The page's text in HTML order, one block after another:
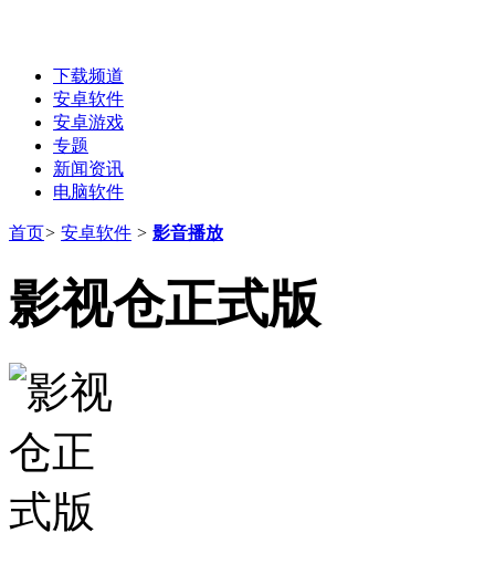
下载频道
安卓软件
安卓游戏
专题
新闻资讯
电脑软件
首页> 安卓软件 > 影音播放
影视仓正式版